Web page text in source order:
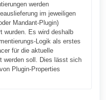
werden
im jeweiligen
Mandant-Plugin)
wurden. Es wird deshalb
Logik als erstes
für die aktuelle
werden soll. Dies lässt sich
Plugin-Properties